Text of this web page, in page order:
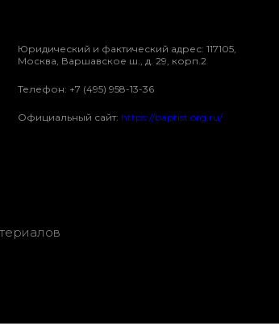
Юридический и фактический адрес: 117105,
Москва, Варшавское ш., д. 29, корп.2
Телефон: +7 (495) 958-13-36
Официальный сайт: https://baptist.org.ru/